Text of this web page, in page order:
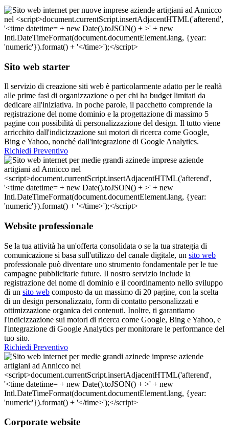
Sito web starter
Il servizio di creazione siti web è particolarmente adatto per le realtà
alle prime fasi di organizzazione o per chi ha budget limitati da
dedicare all'iniziativa. In poche parole, il pacchetto comprende la
registrazione del nome dominio e la progettazione di massimo 5
pagine con possibilità di personalizzazione del design. Il tutto viene
arricchito dall'indicizzazione sui motori di ricerca come Google,
Bing e Yahoo, nonché dall'integrazione di Google Analytics.
Richiedi Preventivo
Website professionale
Se la tua attività ha un'offerta consolidata o se la tua strategia di
comunicazione si basa sull'utilizzo del canale digitale, un sito web
professionale può diventare uno strumento fondamentale per le tue
campagne pubblicitarie future. Il nostro servizio include la
registrazione del nome di dominio e il coordinamento nello sviluppo
di un sito web composto da un massimo di 20 pagine, con la scelta
di un design personalizzato, form di contatto personalizzati e
ottimizzazione organica dei contenuti. Inoltre, ti garantiamo
l'indicizzazione sui motori di ricerca come Google, Bing e Yahoo, e
l'integrazione di Google Analytics per monitorare le performance del
tuo sito.
Richiedi Preventivo
Corporate website